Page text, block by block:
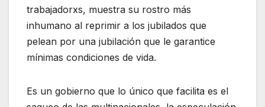
trabajadorxs, muestra su rostro más
inhumano al reprimir a los jubilados que
pelean por una jubilación que le garantice
mínimas condiciones de vida.
Es un gobierno que lo único que facilita es el